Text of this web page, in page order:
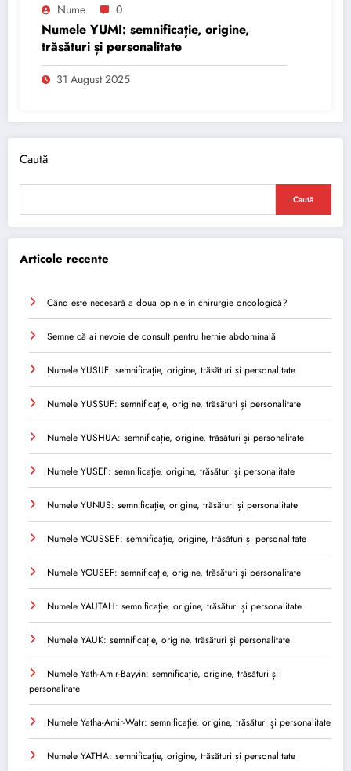
Nume 0
Numele YUMI: semnificație, origine,
trăsături și personalitate
31 August 2025
Caută
Caută
Articole recente
Când este necesară a doua opinie în chirurgie oncologică?
Semne că ai nevoie de consult pentru hernie abdominală
Numele YUSUF: semnificație, origine, trăsături și personalitate
Numele YUSSUF: semnificație, origine, trăsături și personalitate
Numele YUSHUA: semnificație, origine, trăsături și personalitate
Numele YUSEF: semnificație, origine, trăsături și personalitate
Numele YUNUS: semnificație, origine, trăsături și personalitate
Numele YOUSSEF: semnificație, origine, trăsături și personalitate
Numele YOUSEF: semnificație, origine, trăsături și personalitate
Numele YAUTAH: semnificație, origine, trăsături și personalitate
Numele YAUK: semnificație, origine, trăsături și personalitate
Numele Yath-Amir-Bayyin: semnificație, origine, trăsături și
personalitate
Numele Yatha-Amir-Watr: semnificație, origine, trăsături și personalitate
Numele YATHA: semnificație, origine, trăsături și personalitate